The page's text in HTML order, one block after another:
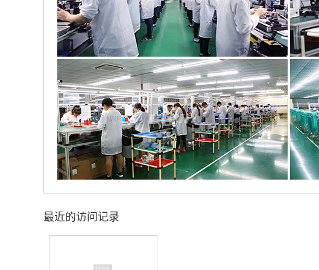
最近的访问记录